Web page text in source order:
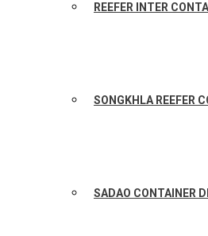
REEFER INTER
SONGKHLA REEFER
SADAO CONTAINER